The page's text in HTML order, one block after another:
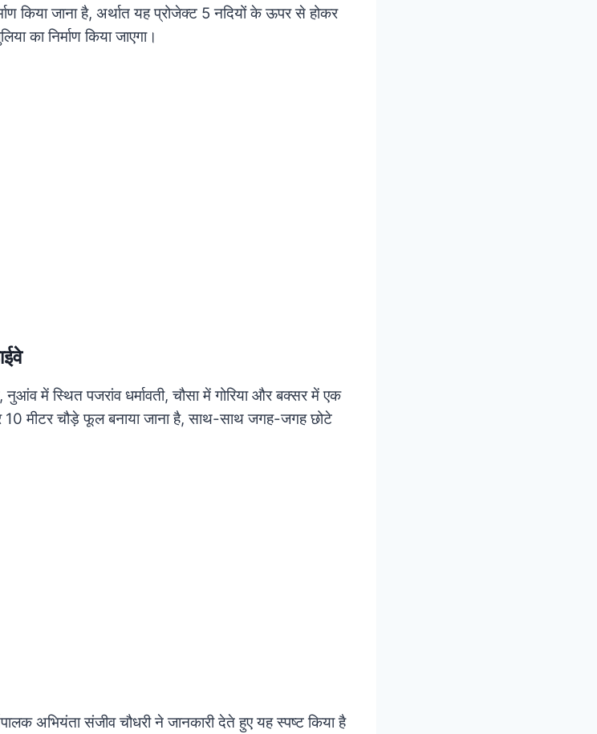
किया जाना है, अर्थात यह प्रोजेक्ट 5 नदियों के ऊपर से होकर
का निर्माण किया जाएगा।
नुआंव में स्थित पजरांव धर्मावती, चौसा में गोरिया और बक्सर में एक
पर 10 मीटर चौड़े फूल बनाया जाना है, साथ-साथ जगह-जगह छोटे
अभियंता संजीव चौधरी ने जानकारी देते हुए यह स्पष्ट किया है